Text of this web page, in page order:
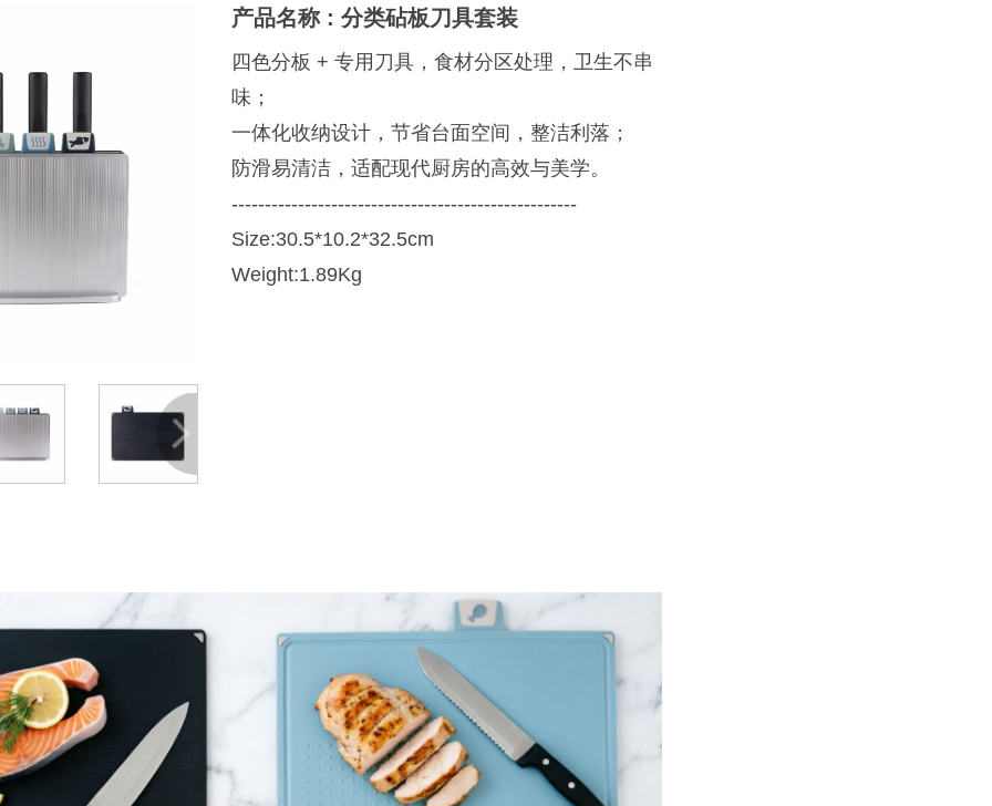
产品名称 : 分类砧板刀具套装
四色分板 + 专用刀具，食材分区处理，卫生不串
味；
一体化收纳设计，节省台面空间，整洁利落；
防滑易清洁，适配现代厨房的高效与美学。
----------------------------------------------------
Size:30.5*10.2*32.5cm
Weight:1.89Kg